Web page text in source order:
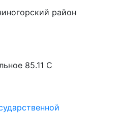
район
85.11 C